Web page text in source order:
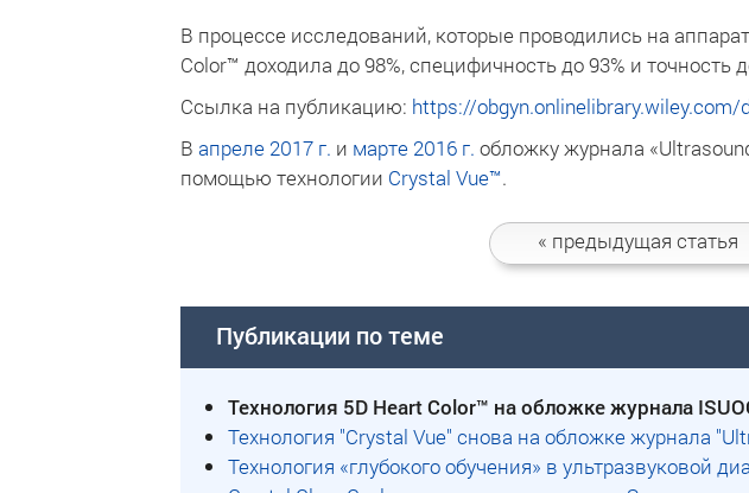
В процессе исследований, которые проводились на
Color™ доходила до 98%, специфичность до 93% и точность
Ссылка на публикацию: https://
В апреле 2017 г. и марте 2016 г. обложку журнала
помощью технологии Crystal Vue™.
« предыдущая статья
Публикации по теме
Технология 5D Heart Color™ на обложке журнала
Технология "Crystal Vue" снова на обложке журнала
Технология «глубокого обучения» в ультразвуковой